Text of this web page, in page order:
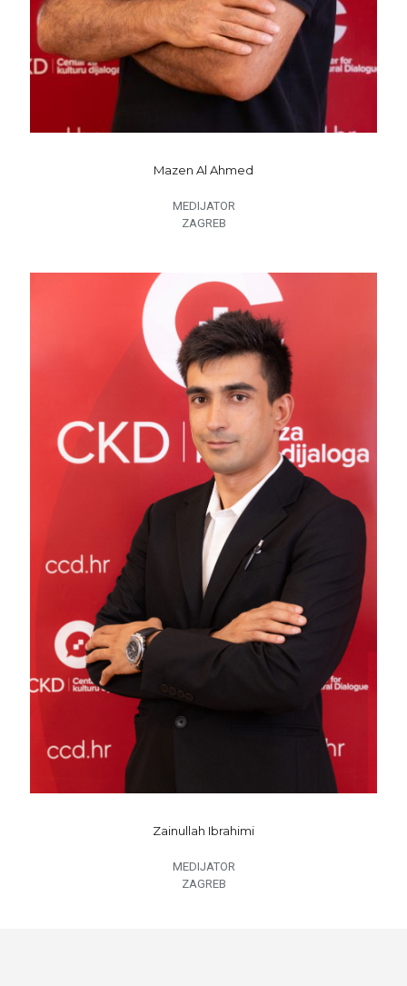
Mazen Al Ahmed
MEDIJATOR
ZAGREB
Zainullah Ibrahimi
MEDIJATOR
ZAGREB